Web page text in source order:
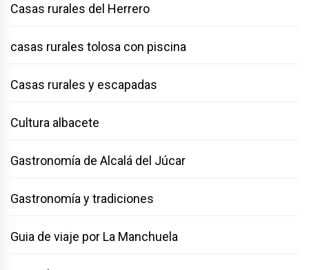
Casas rurales del Herrero
casas rurales tolosa con piscina
Casas rurales y escapadas
Cultura albacete
Gastronomía de Alcalá del Júcar
Gastronomía y tradiciones
Guia de viaje por La Manchuela